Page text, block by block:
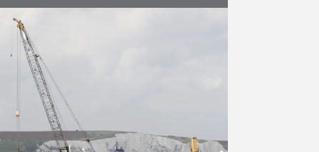
Herbosch-Kiere, a assuré avec
succès le renflouement de la
frégate norvégienne « KNM Helge
Ingstad ». Pour ce projet, SCALDIS